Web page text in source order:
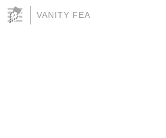
VANITY FEA